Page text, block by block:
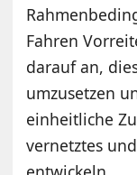
Fahren
darauf an,
umzusetzen
einheitliche
vernetztes